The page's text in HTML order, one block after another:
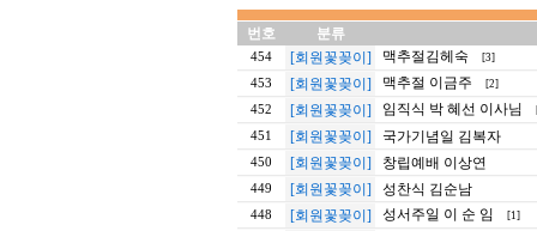
번호 분류
454 [회원꽃꽂이] 맥추절김헤숙 [3]
453 [회원꽃꽂이] 맥추절 이금주 [2]
452 [회원꽃꽂이] 임직식 박 혜선 이사님
451 [회원꽃꽂이] 국가기념일 김복자
450 [회원꽃꽂이] 창립예배 이상연
449 [회원꽃꽂이] 성찬식 김순남
448 [회원꽃꽂이] 성서주일 이 순 임 [1]